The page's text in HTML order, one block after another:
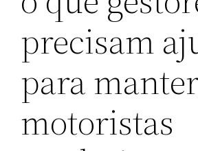
precisam
para
motoristas